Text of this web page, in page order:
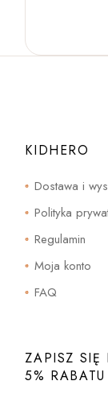
KIDHERO
Dostawa i
Polityka
Regulamin
Moja konto
FAQ
ZAPISZ SIĘ
5%